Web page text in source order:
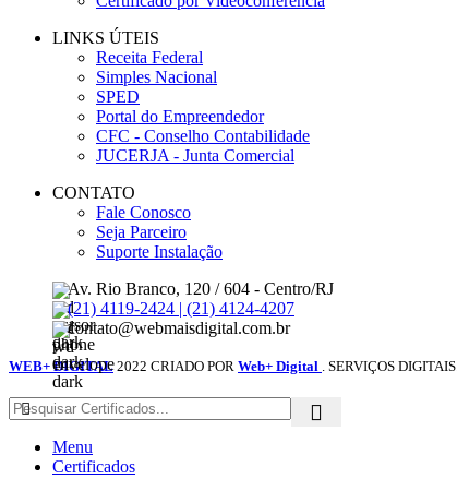
LINKS ÚTEIS
Receita Federal
Simples Nacional
SPED
Portal do Empreendedor
CFC - Conselho Contabilidade
JUCERJA - Junta Comercial
CONTATO
Fale Conosco
Seja Parceiro
Suporte Instalação
Av. Rio Branco, 120 / 604 - Centro/RJ
(21) 4119-2424 | (21) 4124-4207
contato@webmaisdigital.com.br
WEB+ DIGITAL 2022 CRIADO POR Web+ Digital
. SERVIÇOS DIGITAIS.
Menu
Certificados